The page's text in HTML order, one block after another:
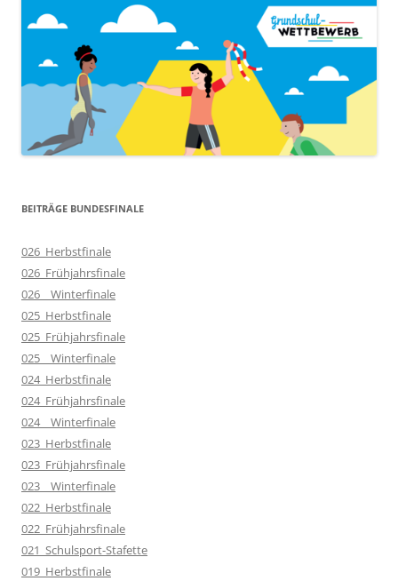
BEITRÄGE BUNDESFINALE
026_Herbstfinale
026_Frühjahrsfinale
026__Winterfinale
025_Herbstfinale
025_Frühjahrsfinale
025__Winterfinale
024_Herbstfinale
024_Frühjahrsfinale
024__Winterfinale
023_Herbstfinale
023_Frühjahrsfinale
023__Winterfinale
022_Herbstfinale
022_Frühjahrsfinale
021_Schulsport-Stafette
019_Herbstfinale